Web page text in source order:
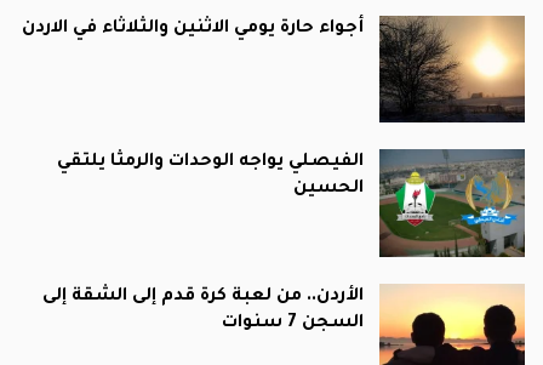
أجواء حارة يومي الاثنين والثلاثاء في الاردن
الفيصلي يواجه الوحدات والرمثا يلتقي
الحسين
الأردن.. من لعبة كرة قدم إلى الشقة إلى
السجن 7 سنوات